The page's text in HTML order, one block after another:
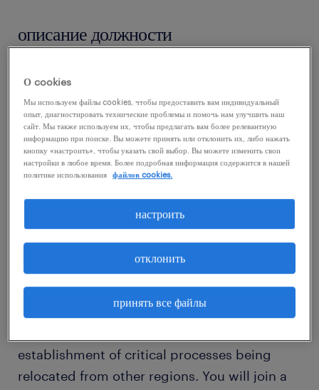
описание должности
We are seeking qualified specialists to join
newly established, strategic teams in Poznan.
In partnership with a global industry leader,
we are developing a high-impact operational
structure to support expansive European
operations.
Successful candidates will serve as an
establishment of critical processes being
relocated from other regions. You will join a
О cookies
Мы используем файлы cookies, чтобы предоставить вам индивидуальный
опыт, диагностировать технические проблемы и помочь нам улучшить наш
сайт. Мы также используем их, чтобы предлагать вам более релевантную
информацию при поиске. Вы можете принять или отклонить их, либо нажать
кнопку «настроить», чтобы указать свой выбор. Вы можете изменить свои
настройки в любое время. Более подробная информация содержится в нашей
политике использования
файлов cookies.
принять все файлы
отклонить
настроить